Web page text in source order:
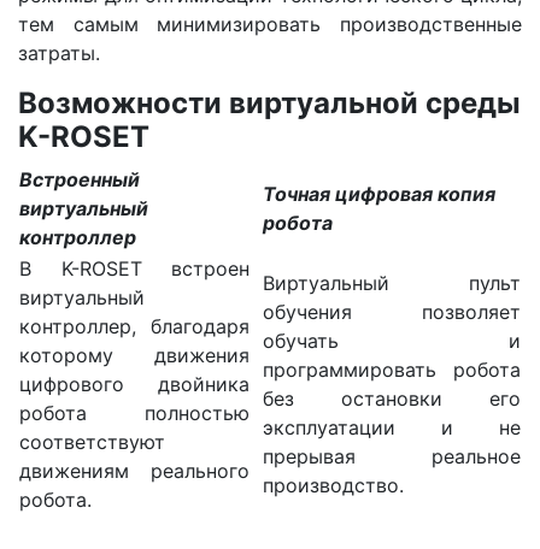
тем самым минимизировать производственные
затраты.
Возможности виртуальной среды
K-ROSET
Встроенный
виртуальный
контроллер
Точная цифровая копия
робота
В K-ROSET встроен
виртуальный
контроллер, благодаря
которому движения
цифрового двойника
робота полностью
соответствуют
движениям реального
робота.
Виртуальный пульт
обучения позволяет
обучать и
программировать робота
без остановки его
эксплуатации и не
прерывая реальное
производство.